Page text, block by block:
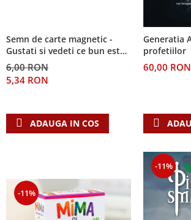
Semn de carte magnetic -
Gustati si vedeti ce bun este
Domnul!
6,00 RON
5,34 RON
ADAUGA IN COS
Generatia
profetiilor
60,00 RON
-11%
-11%